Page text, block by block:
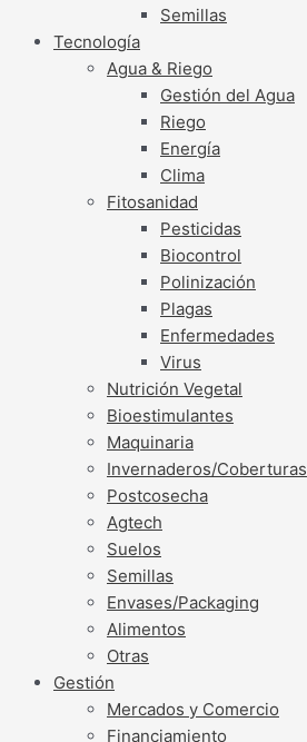
Semillas
Tecnología
Agua & Riego
Gestión del Agua
Riego
Energía
Clima
Fitosanidad
Pesticidas
Biocontrol
Polinización
Plagas
Enfermedades
Virus
Nutrición Vegetal
Bioestimulantes
Maquinaria
Invernaderos/Coberturas
Postcosecha
Agtech
Suelos
Semillas
Envases/Packaging
Alimentos
Otras
Gestión
Mercados y Comercio
Financiamiento